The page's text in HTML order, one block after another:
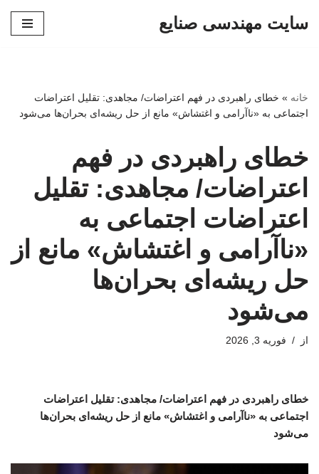
سایت مهندسی صنایع
خانه » خطای راهبردی در فهم اعتراضات/ مجاهدی: تقلیل اعتراضات
اجتماعی به «ناآرامی و اغتشاش» مانع از حل ریشه‌ای بحران‌ها می‌شود
خطای راهبردی در فهم
اعتراضات/ مجاهدی: تقلیل
اعتراضات اجتماعی به
«ناآرامی و اغتشاش» مانع از
حل ریشه‌ای بحران‌ها
می‌شود
از فوریه 3, 2026
خطای راهبردی در فهم اعتراضات/ مجاهدی: تقلیل اعتراضات
اجتماعی به «ناآرامی و اغتشاش» مانع از حل ریشه‌ای بحران‌ها
می‌شود